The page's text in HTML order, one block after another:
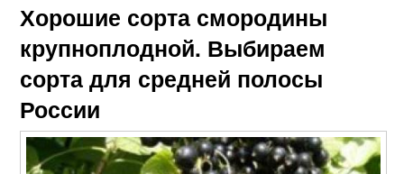
Хорошие сорта смородины
крупноплодной. Выбираем
сорта для средней полосы
России